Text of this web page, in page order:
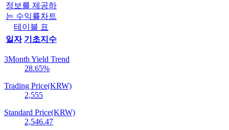
정보를 제공하
는 수익률차트
테이블 표
일자 기초지수
3Month Yield Trend
28.65%
Trading Price(KRW)
2,555
Standard Price(KRW)
2,546.47